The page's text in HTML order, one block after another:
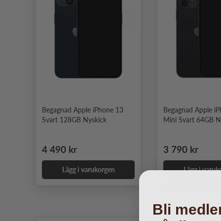
Begagnad Apple iPhone 13
Svart 128GB Nyskick
Ordinarie pris
4 490 kr
Lägg i varukorgen
Begagnad Apple
Mini Svart 64GB
Ordinarie pris
3 790 kr
Lägg i
Bli